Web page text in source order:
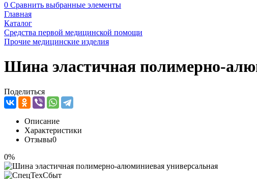
0 Сравнить выбранные элементы
Главная
Каталог
Средства первой медицинской помощи
Прочие медицинские изделия
Шина эластичная полимерно-
Поделиться
Описание
Характеристики
Отзывы0
0%